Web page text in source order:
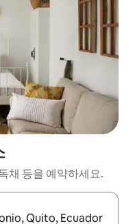
채 등을 예약하세요.
용하거나 터치 또는 스와이